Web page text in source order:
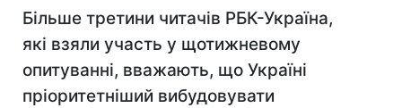
Більше третини читачів РБК-Україна,
які взяли участь у щотижневому
опитуванні, вважають, що Україні
пріоритетніший вибудовувати